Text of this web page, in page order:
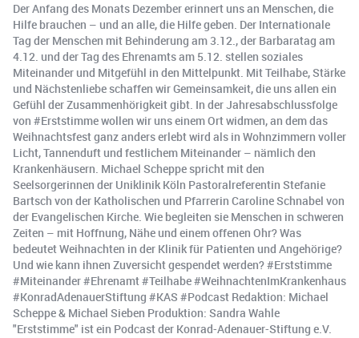
Der Anfang des Monats Dezember erinnert uns an Menschen, die
Hilfe brauchen – und an alle, die Hilfe geben. Der Internationale
Tag der Menschen mit Behinderung am 3.12., der Barbaratag am
4.12. und der Tag des Ehrenamts am 5.12. stellen soziales
Miteinander und Mitgefühl in den Mittelpunkt. Mit Teilhabe, Stärke
und Nächstenliebe schaffen wir Gemeinsamkeit, die uns allen ein
Gefühl der Zusammenhörigkeit gibt. In der Jahresabschlussfolge
von #Erststimme wollen wir uns einem Ort widmen, an dem das
Weihnachtsfest ganz anders erlebt wird als in Wohnzimmern voller
Licht, Tannenduft und festlichem Miteinander – nämlich den
Krankenhäusern. Michael Scheppe spricht mit den
Seelsorgerinnen der Uniklinik Köln Pastoralreferentin Stefanie
Bartsch von der Katholischen und Pfarrerin Caroline Schnabel von
der Evangelischen Kirche. Wie begleiten sie Menschen in schweren
Zeiten – mit Hoffnung, Nähe und einem offenen Ohr? Was
bedeutet Weihnachten in der Klinik für Patienten und Angehörige?
Und wie kann ihnen Zuversicht gespendet werden? #Erststimme
#Miteinander #Ehrenamt #Teilhabe #WeihnachtenImKrankenhaus
#KonradAdenauerStiftung #KAS #Podcast Redaktion: Michael
Scheppe & Michael Sieben Produktion: Sandra Wahle
"Erststimme" ist ein Podcast der Konrad-Adenauer-Stiftung e.V.